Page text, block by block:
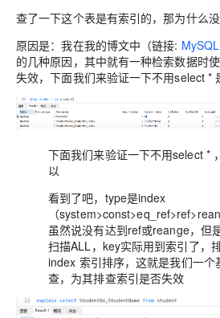
查了一下这个表是有索引的，那为什么没
原因是：我在我的博文中（链接:
的几种原因，其中就有一种检索数据时
失效，下面我们来验证一下不用select *
下面我们来验证一下不用select *
以
看到了吧，type是index
（
虽然说没有达到ref或reange，但
扫描ALL，key实际用到索引了，
index 索引排序，这就是我们一个
查，为其排查索引是否失效